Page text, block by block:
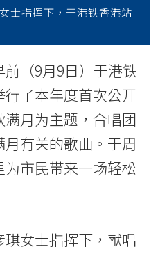
士指挥下，于港铁香港站
（9月9日）于港铁
了本年度首次公开
月为主题，合唱团
有关的歌曲。于周
市民带来一场轻松
女士指挥下，献唱